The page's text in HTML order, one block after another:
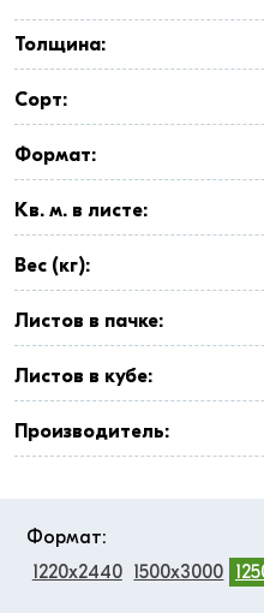
Толщина:
Сорт:
Формат:
Кв. м. в листе:
Вес (кг):
Листов в пачке:
Листов в кубе:
Производитель:
Формат:
1220x2440 1500x3000